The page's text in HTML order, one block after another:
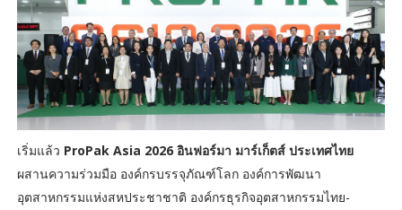
เริ่มแล้ว ProPak Asia 2026 อินฟอร์มา มาร์เก็ตส์ ประเทศไทย
ผสานความร่วมมือ องค์กรบรรจุภัณฑ์โลก องค์การพัฒนา
อุตสาหกรรมแห่งสหประชาชาติ องค์กรธุรกิจอุตสาหกรรมไทย-